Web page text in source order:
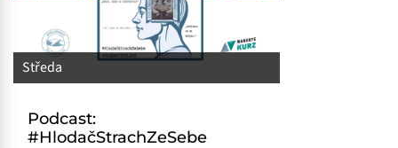
Středa
Podcast:
#HlodačStrachZeSebe